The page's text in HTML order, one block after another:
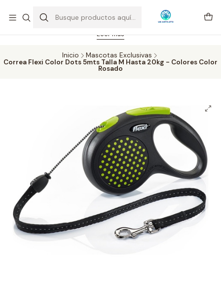
Feriado 21-05-2026 atención hasta las 14 hrs. Envío GRATIS mismo
día solo área Metropolitana Santiago por compras desde CLP 39.900.
Pedidos hasta 16 hrs., sábados y domingos hasta 14 hrs.
Leer más
Inicio
Mascotas Exclusivas
Correa Flexi Color Dots 5mts Talla M Hasta 20kg - Colores Color
Rosado